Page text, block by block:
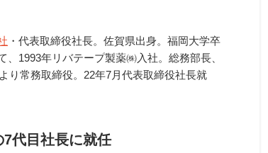
・代表取締役社長。佐賀県出身。福岡大学卒
1993年リバテープ製薬㈱入社。総務部長、
り常務取締役。22年7月代表取締役社長就
代目社長に就任